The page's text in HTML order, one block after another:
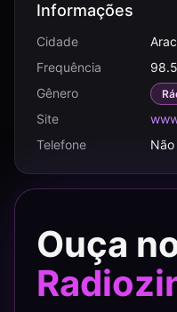
Informações
Cidade
Frequência
Gênero
Site
Telefone
Ouça